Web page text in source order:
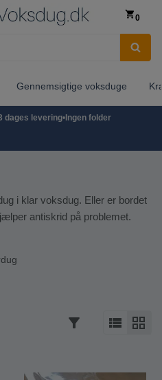
0
Gennemsigtige voksduge
dages levering•Ingen folder
i klar voksdug. Eller er bordet
antiskrid på problemet.